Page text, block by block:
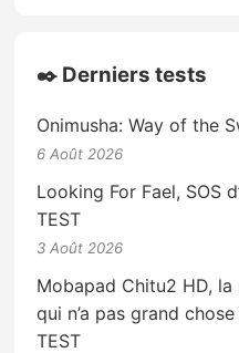
✒️ Derniers tests
Onimusha: Way of the
6 Août 2026
Looking For Fael, SOS
TEST
3 Août 2026
Mobapad Chitu2 HD,
qui n’a pas grand
TEST